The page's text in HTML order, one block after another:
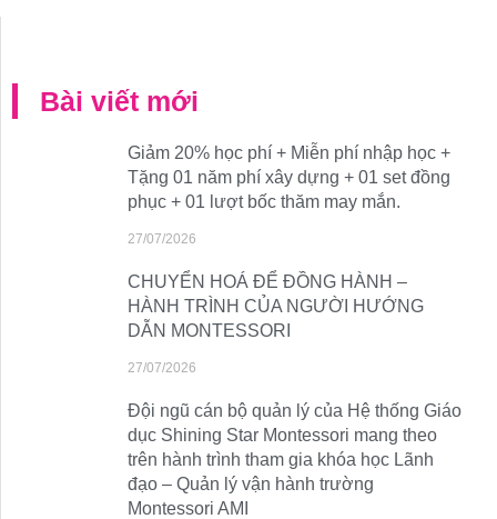
Bài viết mới
Giảm 20% học phí + Miễn phí nhập học +
Tặng 01 năm phí xây dựng + 01 set đồng
phục + 01 lượt bốc thăm may mắn.
27/07/2026
CHUYỂN HOÁ ĐỂ ĐỒNG HÀNH –
HÀNH TRÌNH CỦA NGƯỜI HƯỚNG
DẪN MONTESSORI
27/07/2026
Đội ngũ cán bộ quản lý của Hệ thống Giáo
dục Shining Star Montessori mang theo
trên hành trình tham gia khóa học Lãnh
đạo – Quản lý vận hành trường
Montessori AMI